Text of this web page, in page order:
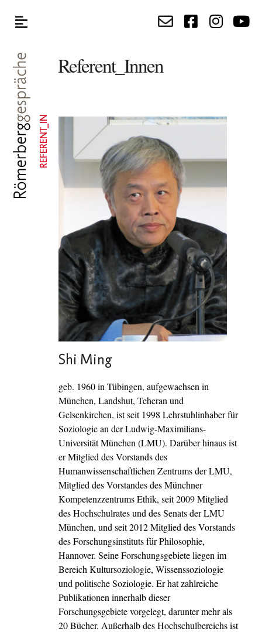
Referent_Innen
REFERENT_IN
Shi Ming
geb. 1960 in Tübingen, aufgewachsen in
München, Landshut, Teheran und
Gelsenkirchen, ist seit 1998 Lehrstuhlinhaber für
Soziologie an der Ludwig-Maximilians-
Universität München (LMU). Darüber hinaus ist
er Mitglied des Vorstands des
Humanwissenschaftlichen Zentrums der LMU,
Mitglied des Vorstandes des Münchner
Kompetenzzentrums Ethik, seit 2009 Mitglied
des Hochschulrates und des Senats der LMU
München, und seit 2012 Mitglied des Vorstands
des Forschungsinstituts für Philosophie,
Hannover. Seine Forschungsgebiete liegen im
Bereich Kultursoziologie, Wissenssoziologie
und politische Soziologie. Er hat zahlreiche
Publikationen innerhalb dieser
Forschungsgebiete vorgelegt, darunter mehr als
20 Bücher. Außerhalb des Hochschulbereichs ist